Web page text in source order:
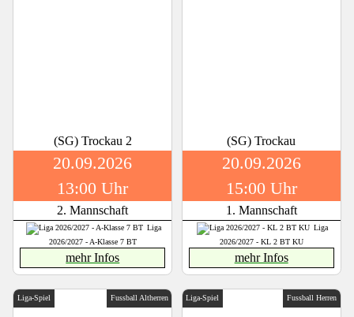
(SG) Trockau 2
20.09.2026
13:00 Uhr
2. Mannschaft
Liga
2026/2027 - A-Klasse 7 BT
mehr Infos
(SG) Trockau
20.09.2026
15:00 Uhr
1. Mannschaft
Liga
2026/2027 - KL 2 BT KU
mehr Infos
Liga-Spiel Fussball Altherren Liga-Spiel Fussball Herren